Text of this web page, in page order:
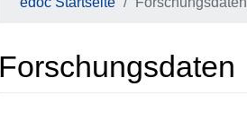
Forschungsdaten